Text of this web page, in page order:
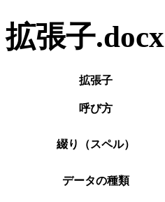
拡張子.docx
拡張子
呼び方
綴り（スペル）
データの種類